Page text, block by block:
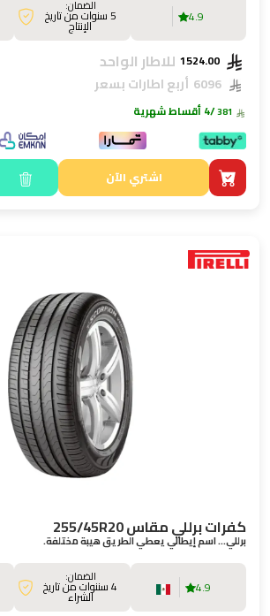
4.9
الضمان:
5 سنوات من تاريخ
الإنتاج
للاطار الواحد
أربع اطارات بسعر
/4 أقساط شهرية
اشتري الآن
كفرات برللي مقاس 255/45R20
برللي… اسم إيطالي يعطي الطريق هيبة مختلفة.
4.9
الضمان:
4 سننوات من تاريخ
الشراء